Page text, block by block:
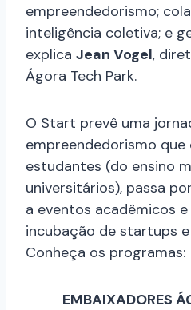
empreendedorismo;
inteligência coletiva; e
explica Jean Vogel,
Ágora Tech Park.
O Start prevê uma
empreendedorismo
estudantes (do ensino
universitários), passa
a eventos acadêmicos
incubação de startups
Conheça os programas:
EMBAIXADORES